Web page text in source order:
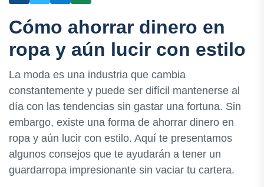
Cómo ahorrar dinero en
ropa y aún lucir con estilo
La moda es una industria que cambia
constantemente y puede ser difícil mantenerse al
día con las tendencias sin gastar una fortuna. Sin
embargo, existe una forma de ahorrar dinero en
ropa y aún lucir con estilo. Aquí te presentamos
algunos consejos que te ayudarán a tener un
guardarropa impresionante sin vaciar tu cartera.